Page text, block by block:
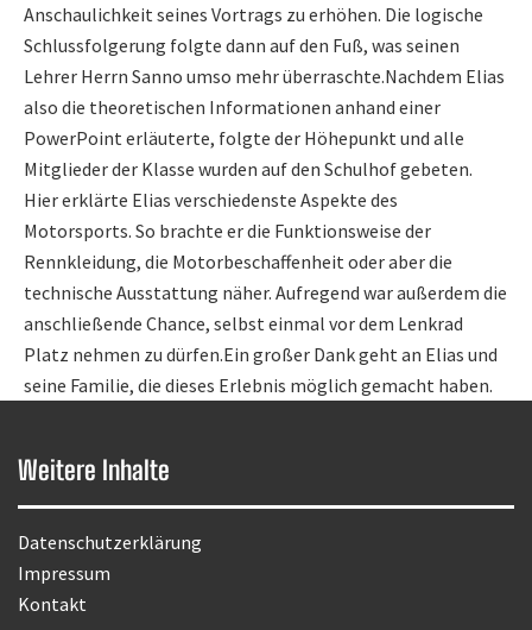
Anschaulichkeit seines Vortrags zu erhöhen. Die logische
Schlussfolgerung folgte dann auf den Fuß, was seinen
Lehrer Herrn Sanno umso mehr überraschte.Nachdem Elias
also die theoretischen Informationen anhand einer
PowerPoint erläuterte, folgte der Höhepunkt und alle
Mitglieder der Klasse wurden auf den Schulhof gebeten.
Hier erklärte Elias verschiedenste Aspekte des
Motorsports. So brachte er die Funktionsweise der
Rennkleidung, die Motorbeschaffenheit oder aber die
technische Ausstattung näher. Aufregend war außerdem die
anschließende Chance, selbst einmal vor dem Lenkrad
Platz nehmen zu dürfen.Ein großer Dank geht an Elias und
seine Familie, die dieses Erlebnis möglich gemacht haben.
Weitere Inhalte
Datenschutzerklärung
Impressum
Kontakt